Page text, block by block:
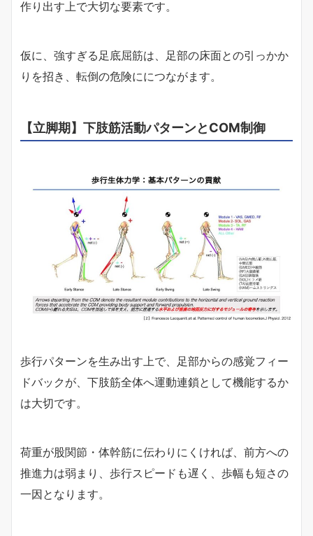
作り出す上で大切な要素です。
仮に、強すぎる足底屈筋は、足部の床面との引っかか
りを招き、転倒の危険ににつながます。
【立脚期】下肢筋活動パターンとCOM制御
歩行パターンを生み出す上で、足部からの感覚フィー
ドバックが、下肢筋全体へ運動連鎖として機能するか
は大切です。
荷重が股関節・体幹筋に伝わりにくければ、前方への
推進力は弱まり、歩行スピードも遅く、歩幅も短さの
一因となります。